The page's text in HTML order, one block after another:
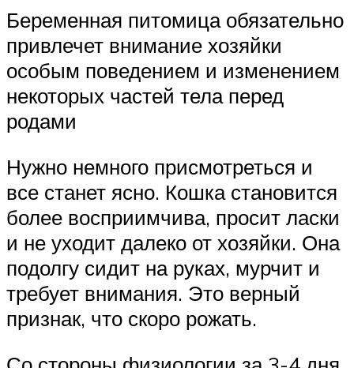
Беременная питомица обязательно
привлечет внимание хозяйки
особым поведением и изменением
некоторых частей тела перед
родами
Нужно немного присмотреться и
все станет ясно. Кошка становится
более восприимчива, просит ласки
и не уходит далеко от хозяйки. Она
подолгу сидит на руках, мурчит и
требует внимания. Это верный
признак, что скоро рожать.